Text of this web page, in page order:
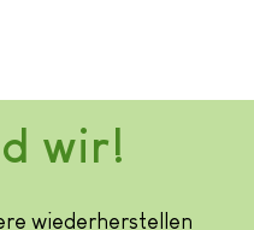
wir!
wiederherstellen